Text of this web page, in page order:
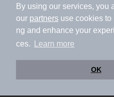
By using our services, you
our partners use cookies
ng and enhance your
ces.
Learn more
OK
加盟店募集（資料請求
利用規約
ライフスタ
特定商取引法に基づく
運営会社